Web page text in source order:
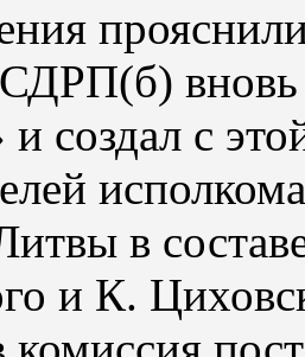
вновь
и создал с
в
и К.